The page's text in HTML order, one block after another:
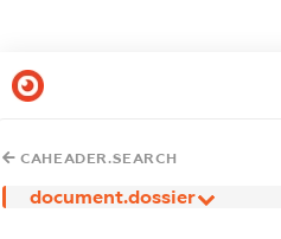
CAHEADER.SEARCH
document.dossier